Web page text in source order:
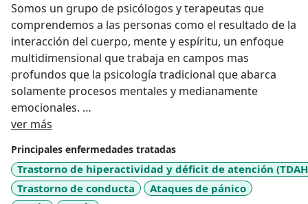
Somos un grupo de psicólogos y terapeutas que
comprendemos a las personas como el resultado de la
interacción del cuerpo, mente y espíritu, un enfoque
multidimensional que trabaja en campos mas
profundos que la psicología tradicional que abarca
solamente procesos mentales y medianamente
emocionales.
Por ello, a la par de usar herramientas convencionales,
como el Método Atlante, la Aromaterapia Egipcia,
entre otros, los que nos llevan a obtener resultados
muy satisfactorios en tiempos menores a la
ver más
Principales enfermedades tratadas
Trastorno de hiperactividad y déficit de atención
Trastorno de conducta
Ataques de pánico